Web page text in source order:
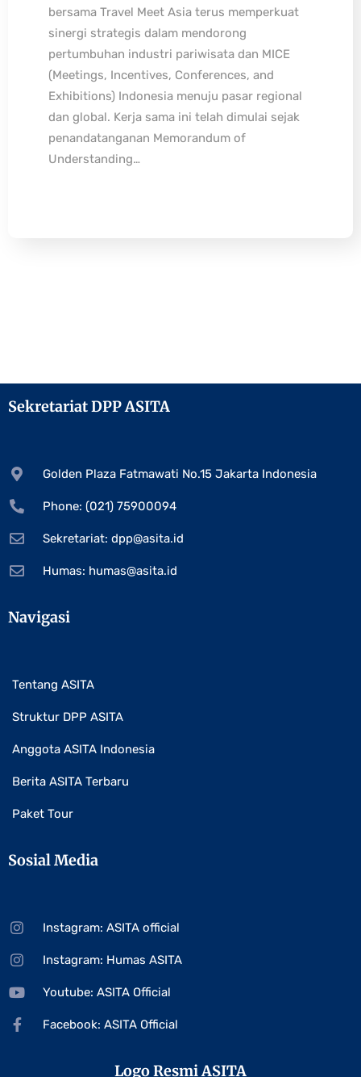
bersama Travel Meet Asia terus memperkuat
sinergi strategis dalam mendorong
pertumbuhan industri pariwisata dan MICE
(Meetings, Incentives, Conferences, and
Exhibitions) Indonesia menuju pasar regional
dan global. Kerja sama ini telah dimulai sejak
penandatanganan Memorandum of
Understanding…
Sekretariat DPP ASITA
Golden Plaza Fatmawati No.15 Jakarta Indonesia
Phone: (021) 75900094
Sekretariat: dpp@asita.id
Humas: humas@asita.id
Navigasi
Tentang ASITA
Struktur DPP ASITA
Anggota ASITA Indonesia
Berita ASITA Terbaru
Paket Tour
Sosial Media
Instagram: ASITA official
Instagram: Humas ASITA
Youtube: ASITA Official
Facebook: ASITA Official
Logo Resmi ASITA